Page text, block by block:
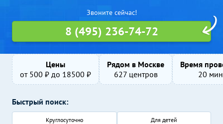
Звоните сейчас!
8 (495) 236-74-72
Цены
от 500 ₽ до 18500 ₽
Рядом в Москве
627 центров
Время
20
Быстрый поиск:
Круглосуточно Для детей